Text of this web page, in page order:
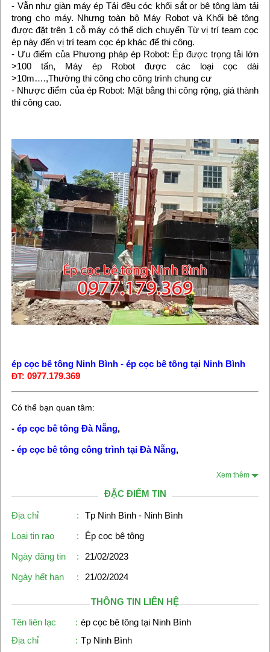
- Vẫn như giàn máy ép Tải đều cóc khối sắt or bê tông làm tải
trọng cho máy. Nhưng toàn bộ Máy Robot và Khối bê tông
được đặt trên 1 cỗ máy có thể dịch chuyển Từ vị trí team cọc
ép này đến vị trí team cọc ép khác để thi công.
- Ưu điểm của Phương pháp ép Robot: Ép được trọng tải lớn
>100 tấn, Máy ép Robot được các loại cọc dài
>10m….,Thường thi công cho công trình chung cư
- Nhược điểm của ép Robot: Mặt bằng thi công rộng, giá thành
thi công cao.
ép cọc bê tông Ninh Bình - ép cọc bê tông tại Ninh Bình
ĐT: 0977.179.369
Có thể bạn quan tâm:
- ép cọc bê tông Đà Nẵng,
- ép cọc bê tông công trình tại Đà Nẵng,
Xem thêm
ĐẶC ĐIỂM TIN
Địa chỉ :
Tp Ninh Bình - Ninh Bình
Loại tin rao
:
Ép cọc bê tông
Ngày đăng tin
:
21/02/2023
Ngày hết hạn
: 21/02/2024
THÔNG TIN LIÊN HỆ
Tên liên lạc
: ép cọc bê tông tại Ninh Bình
Địa chỉ
: Tp Ninh Bình